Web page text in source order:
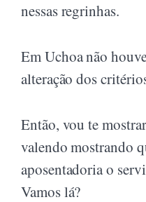
nessas regrinhas.
Em Uchoa não
alteração dos
Então, vou te
valendo mostrando
aposentadoria o
Vamos lá?